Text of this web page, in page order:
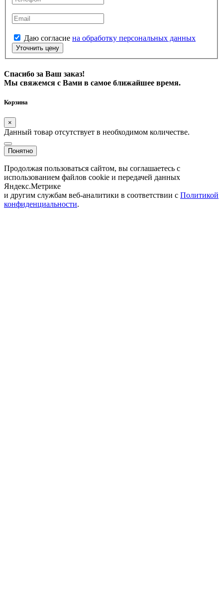
Даю согласие на обработку персональных данных
Уточнить цену
Спасибо за Ваш заказ!
Мы свяжемся с Вами в самое ближайшее время.
Корзина
×
Данный товар отсутствует в необходимом количестве.
Понятно
Продолжая пользоваться сайтом, вы соглашаетесь с
использованием файлов cookie и передачей данных
Яндекс.Метрике
и другим службам веб-аналитики в соответствии с Политикой
конфиденциальности.